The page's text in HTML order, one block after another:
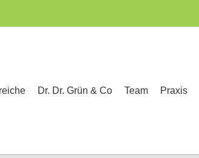
Dr. Dr. Grün & Co Team Praxis